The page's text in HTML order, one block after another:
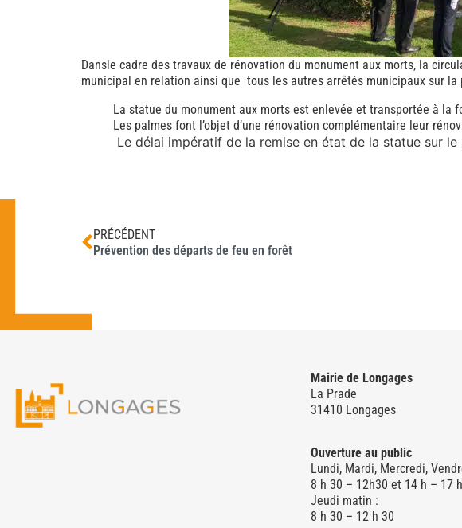
Dansle cadre des travaux de rénovation du monument aux morts, la
municipal en relation ainsi que tous les autres arrêtés municipaux sur la
La statue du monument aux morts est enlevée et transportée à la
Les palmes font l’objet d’une rénovation complémentaire leur
Le délai impératif de la remise en état de la statue sur
PRÉCÉDENT
Prévention des départs de feu en forêt
Mairie de Longages
La Prade
31410 Longages
Ouverture au public
Lundi, Mardi, Mercredi,
8 h 30 – 12h30 et 14 h – 17 h
Jeudi matin :
8 h 30 – 12 h 30